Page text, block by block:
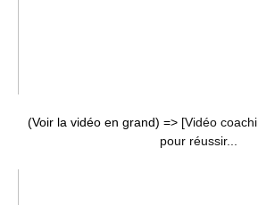
(Voir la vidéo en grand) => [Vidéo
pour réussir...